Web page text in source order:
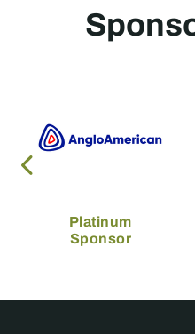
Platinum
Sponsor